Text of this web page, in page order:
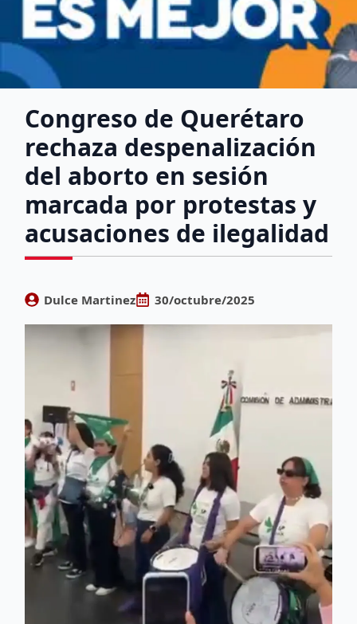
Congreso de Querétaro
rechaza despenalización
del aborto en sesión
marcada por protestas y
acusaciones de ilegalidad
Dulce Martinez 30/octubre/2025